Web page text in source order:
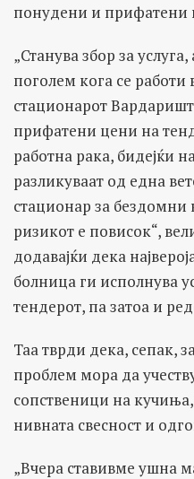
понудени и прифатени
„Станува збор за
поголем кога се работи
стационарот
прифатени цени на
работна рака, бидејќи
разликуваат од една
стационар за
ризикот е повисок“,
додавајќи дека
болница ги исполнува
тендерот, па затоа и
Таа тврди дека, сепак,
проблем мора да
сопственици на
нивната свесност и
„Вчера ставивме ушна